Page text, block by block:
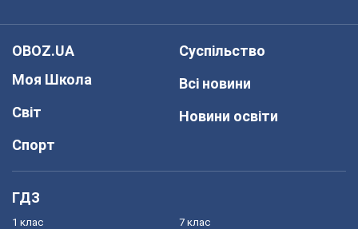
OBOZ.UA
Моя Школа
Світ
Спорт
Суспільство
Всі новини
Новини освіти
ГДЗ
1 клас 7 клас